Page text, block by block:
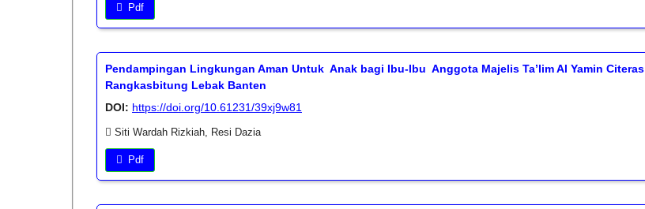
Pdf
Pendampingan Lingkungan Aman Untuk Anak bagi Ibu-Ibu Anggota Majelis Ta’lim Al Yamin Citeras
Rangkasbitung Lebak Banten
DOI: https://doi.org/10.61231/39xj9w81
Siti Wardah Rizkiah, Resi Dazia
Pdf